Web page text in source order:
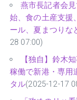
燕市長記者会
始、食の土産支援
ール、夏まつりな
28 07:00)
【独自】鈴木
稼働で新港・専用
タル(2025-12-17